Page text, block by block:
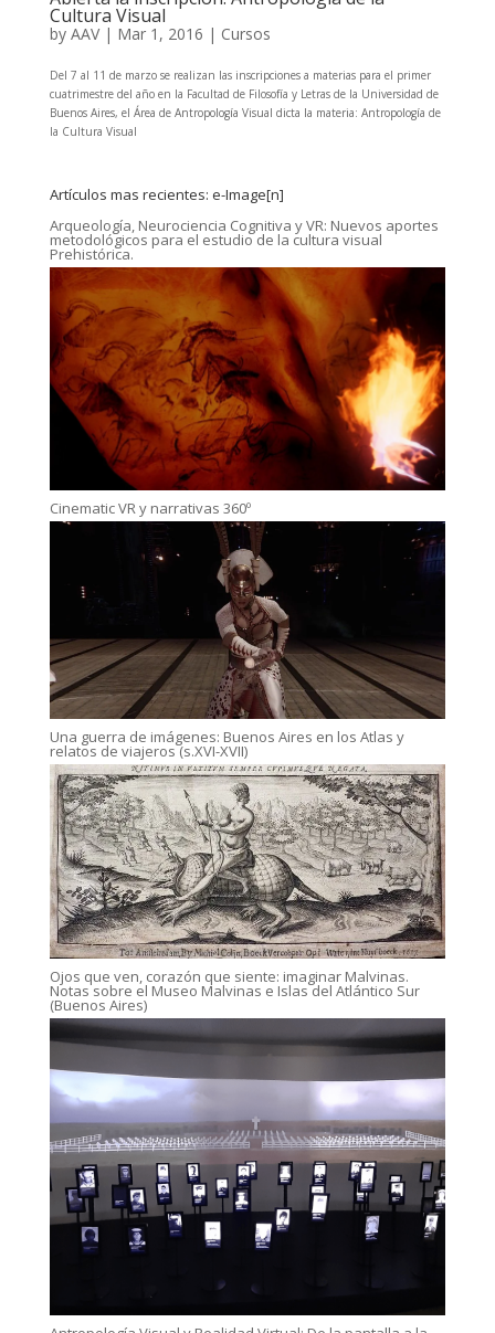
Cultura Visual
by AAV| Mar 1, 2016 | Cursos
Del 7 al 11 de marzo se realizan las inscripciones a materias para el primer
cuatrimestre del año en la Facultad de Filosofía y Letras de la Universidad de
Buenos Aires, el Área de Antropología Visual dicta la materia: Antropología de
la Cultura Visual
Artículos mas recientes: e-Image[n]
Arqueología, Neurociencia Cognitiva y VR: Nuevos aportes
metodológicos para el estudio de la cultura visual
Prehistórica.
Cinematic VR y narrativas 360º
Una guerra de imágenes: Buenos Aires en los Atlas y
relatos de viajeros (s.XVI-XVII)
Ojos que ven, corazón que siente: imaginar Malvinas.
Notas sobre el Museo Malvinas e Islas del Atlántico Sur
(Buenos Aires)